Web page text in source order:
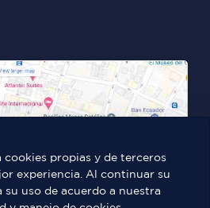
propias y de terceros
experiencia. Al continuar su
su uso de acuerdo a nuestra